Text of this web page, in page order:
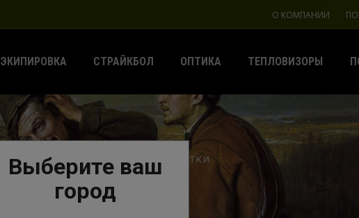
О КОМПАНИИ
ЭКИПИРОВКА СТРАЙКБОЛ ОПТИКА ТЕПЛОВИЗОРЫ
Выберите ваш
город
ЭКИПИРОВКА ПЕРЧАТКИ